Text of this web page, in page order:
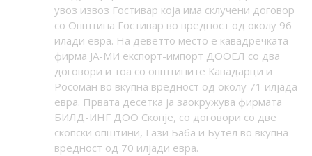
увоз извоз Гостивар која има склучени договор
со Општина Гостивар во вредност од околу 96
илади евра. На деветто место е кавадречката
фирма ЈА-МИ експорт-импорт ДООЕЛ со два
договори и тоа со општините Кавадарци и
Росоман во вкупна вредност од околу 71 илјада
евра. Првата десетка ја заокружува фирмата
БИЛД-ИНГ ДОО Скопје, со договори со две
скопски општини, Гази Баба и Бутел во вкупна
вредност од 70 илјади евра.